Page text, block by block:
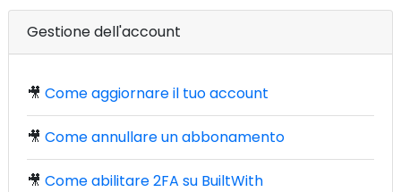
Gestione dell'account
🎥 Come aggiornare il tuo account
🎥 Come annullare un abbonamento
🎥 Come abilitare 2FA su BuiltWith